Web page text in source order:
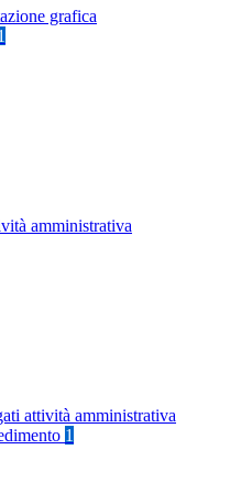
grafica
amministrativa
attività amministrativa
1